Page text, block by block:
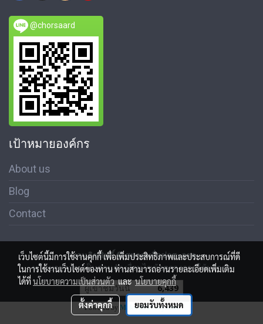
@chorsaard
เป้าหมายองค์กร
About us
Blog
Contact
สงวนลิขสิทธิ์ © สมาคมสื่อช่อสะอาด
นโนบายความเป็นส่วนตัว เงื่อนไขข้อตกลงการใช้บริการ
ผู้เข้าชมวันนี้ 6,439
Powered by MakeWebEasy.com
เว็บไซต์นี้มีการใช้งานคุกกี้ เพื่อเพิ่มประสิทธิภาพและประสบการณ์ที่ดี
ในการใช้งานเว็บไซต์ของท่าน ท่านสามารถอ่านรายละเอียดเพิ่มเติม
ได้ที่นโยบายความเป็นส่วนตัวและนโยบายคุกกี้
ตั้งค่าคุกกี้ ยอมรับทั้งหมด